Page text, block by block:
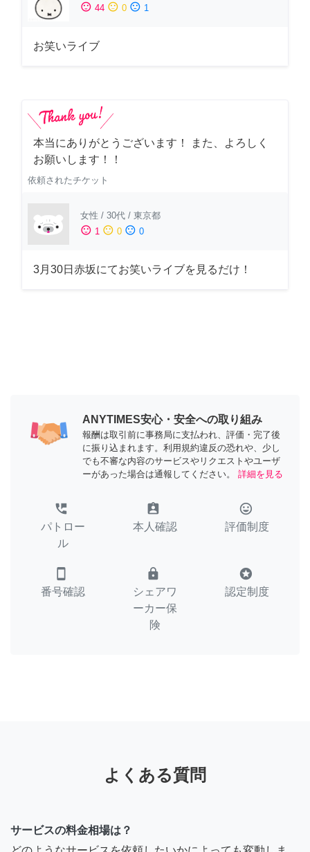
sentiment_satisfied 44 sentiment_neutral 0 sentiment_dissatisfied 1
お笑いライブ
本当にありがとうございます！ また、よろしく
お願いします！！
依頼されたチケット
女性 / 30代 / 東京都
sentiment_satisfied 1 sentiment_neutral 0 sentiment_dissatisfied 0
3月30日赤坂にてお笑いライブを見るだけ！
ANYTIMES安心・安全への取り組み
報酬は取引前に事務局に支払われ、評価・完了後
に振り込まれます。利用規約違反の恐れや、少し
でも不審な内容のサービスやリクエストやユーザ
ーがあった場合は通報してください。
詳細を見る
perm_phone_msg
パトロー
ル
assignment_ind
本人確認
tag_faces
評価制度
smartphone
番号確認
lock
シェアワ
ーカー保
険
stars
認定制度
よくある質問
サービスの料金相場は？